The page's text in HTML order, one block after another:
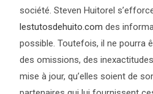
société. Steven Huitorel
lestutosdehuito.com des
possible. Toutefois, il ne pourra
des omissions, des
mise à jour, qu’elles soient de